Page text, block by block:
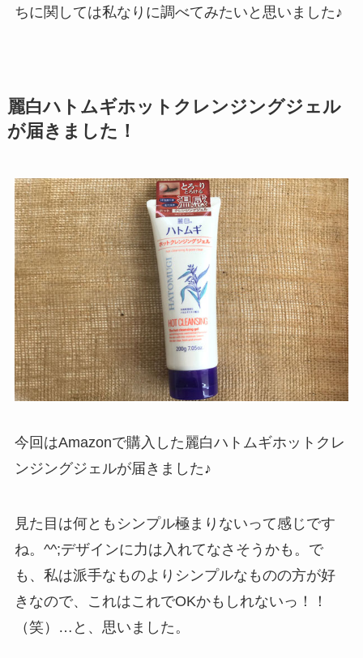
ちに関しては私なりに調べてみたいと思いました♪
麗白ハトムギホットクレンジングジェル
が届きました！
今回はAmazonで購入した麗白ハトムギホットクレ
ンジングジェルが届きました♪
見た目は何ともシンプル極まりないって感じです
ね。^^;デザインに力は入れてなさそうかも。で
も、私は派手なものよりシンプルなものの方が好
きなので、これはこれでOKかもしれないっ！！
（笑）…と、思いました。